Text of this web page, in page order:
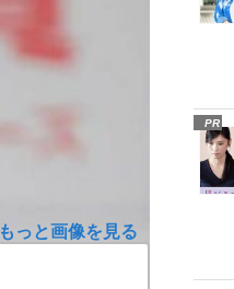
もっと画像を見る
PR